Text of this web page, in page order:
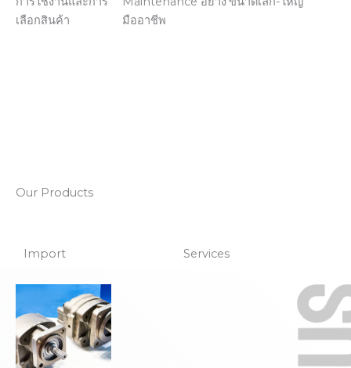
เลือกสินค้า
มืออาชีพ
Our Products
Import Services